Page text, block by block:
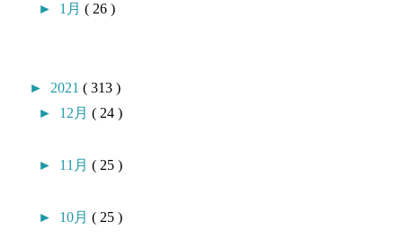
► 1月( 26 )
► 2021( 313 )
► 12月( 24 )
► 11月( 25 )
► 10月( 25 )